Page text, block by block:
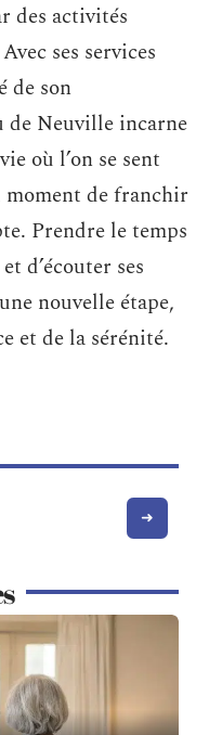
des activités
ses services
de son
de Neuville incarne
où l’on se sent
de franchir
Prendre le temps
d’écouter ses
nouvelle étape,
et de la sérénité.